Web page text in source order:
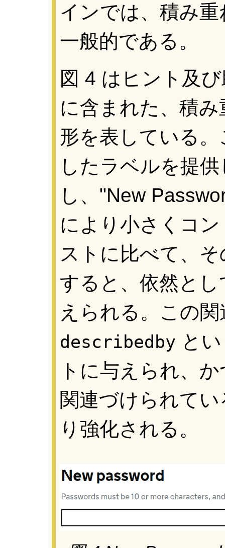
インでは、積み
一般的である。
図 4 はヒント及
に含まれた、積
形を表している
したラベルを提
し、"New
により小さくコ
ストに比べて、
すると、依然と
えられる。この
describedby と
トに与えられ、
関連づけられて
り強化される。